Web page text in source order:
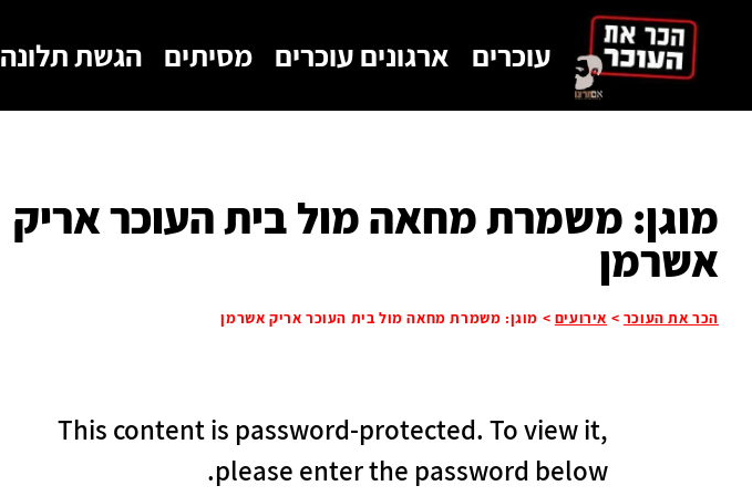
עוכרים ארגונים עוכרים מסיתים הגשת תלונה
מוגן: משמרת מחאה מול בית העוכר אריק
אשרמן
הכר את העוכר > אירועים > מוגן: משמרת מחאה מול בית העוכר אריק אשרמן
This content is password-protected. To view it,
please enter the password below.